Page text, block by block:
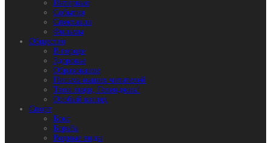
Интервью
События
Спектакли
Фильмы
Общество
В городе
Здоровье
Образование
Письма наших читателей
Твои люди, Геленджик!
Особый взгляд
Спорт
Бокс
Борьба
Водные виды